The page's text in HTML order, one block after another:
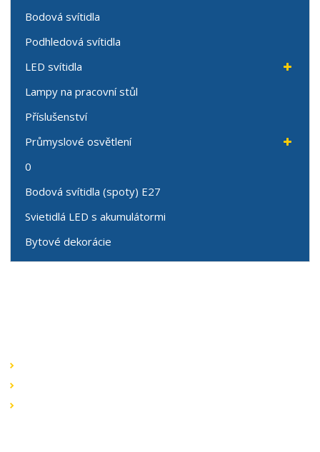
Bodová svítidla
Podhledová svítidla
LED svítidla
Lampy na pracovní stůl
Příslušenství
Průmyslové osvětlení
0
Bodová svítidla (spoty) E27
Svietidlá LED s akumulátormi
Bytové dekorácie